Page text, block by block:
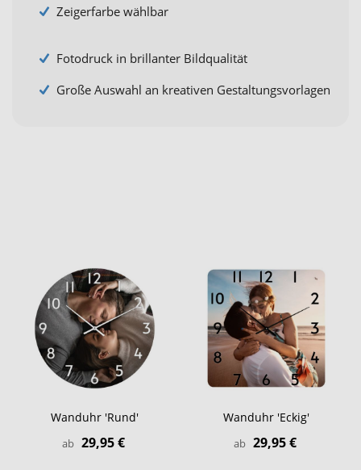
Zeigerfarbe wählbar
Fotodruck in brillanter Bildqualität
Große Auswahl an kreativen Gestaltungsvorlagen
Wanduhr 'Rund'
ab 29,95 €
Wanduhr 'Eckig'
ab 29,95 €